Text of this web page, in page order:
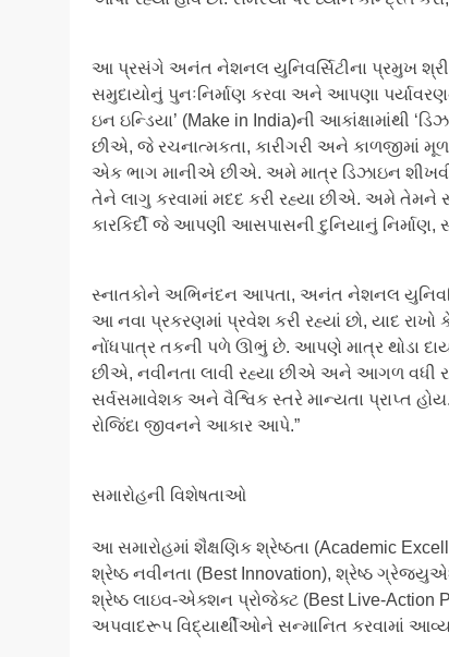
​આ પ્રસંગે અનંત નેશનલ યુનિવર્સિટીના પ્રમુખ
સમુદાયોનું પુનઃનિર્માણ કરવા અને આપણા
ઇન ઇન્ડિયા’ (Make in India)ની આકાંક્ષામાંથી
છીએ, જે રચનાત્મકતા, કારીગરી અને કાળજીમાં
એક ભાગ માનીએ છીએ. અમે માત્ર ડિઝાઇન
તેને લાગુ કરવામાં મદદ કરી રહ્યા છીએ. અમે તેમને
કારકિર્દી જે આપણી આસપાસની દુનિયાનું
​સ્નાતકોને અભિનંદન આપતા, અનંત નેશનલ
આ નવા પ્રકરણમાં પ્રવેશ કરી રહ્યાં છો, યાદ
નોંધપાત્ર તકની પળે ઊભું છે. આપણે માત્ર થોડા
છીએ, નવીનતા લાવી રહ્યા છીએ અને આગળ વધી
સર્વસમાવેશક અને વૈશ્વિક સ્તરે માન્યતા પ્રાપ્ત
રોજિંદા જીવનને આકાર આપે.”
​સમારોહની વિશેષતાઓ
​આ સમારોહમાં શૈક્ષણિક શ્રેષ્ઠતા (Academic
શ્રેષ્ઠ નવીનતા (Best Innovation), શ્રેષ્ઠ
શ્રેષ્ઠ લાઇવ-એક્શન પ્રોજેક્ટ (Best Live-Action
અપવાદરૂપ વિદ્યાર્થીઓને સન્માનિત કરવામાં